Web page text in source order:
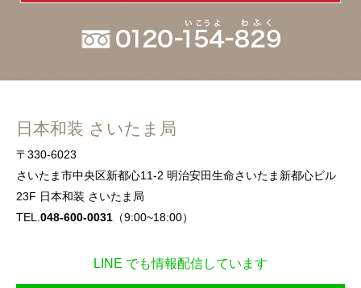
日本和装 さいたま局
〒330-6023
さいたま市中央区新都心11-2 明治安田生命さいたま新都心ビル
23F 日本和装 さいたま局
TEL. 048-600-0031 （9:00~18:00）
LINE でも情報配信しています